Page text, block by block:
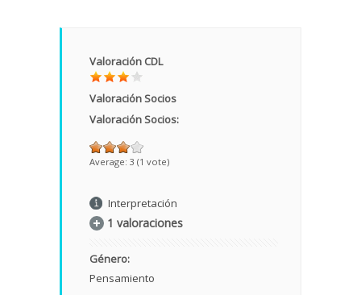
Valoración CDL
Valoración Socios
Valoración Socios:
Average: 3 (1 vote)
Interpretación
1 valoraciones
Género:
Pensamiento